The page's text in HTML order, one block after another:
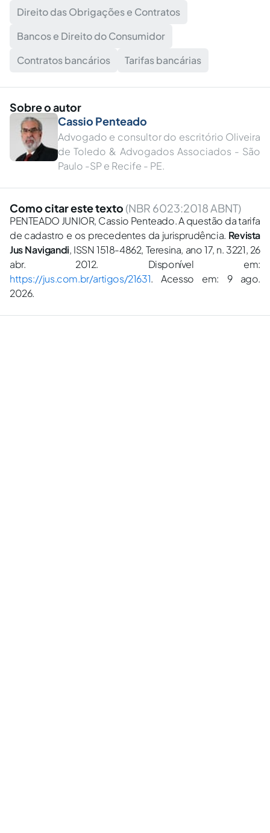
Direito das Obrigações e Contratos
Bancos e Direito do Consumidor
Contratos bancários
Tarifas bancárias
Sobre o autor
Cassio Penteado
Advogado e consultor do escritório Oliveira
de Toledo & Advogados Associados - São
Paulo -SP e Recife - PE.
Como citar este texto (NBR 6023:2018 ABNT)
PENTEADO JUNIOR, Cassio Penteado. A questão da tarifa
de cadastro e os precedentes da jurisprudência. Revista
Jus Navigandi, ISSN 1518-4862, Teresina, ano 17, n. 3221, 26
abr. 2012. Disponível em:
https://jus.com.br/artigos/21631. Acesso em: 9 ago.
2026.